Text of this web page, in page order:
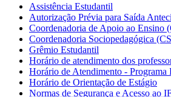
Assistência Estudantil
Autorização Prévia para Saída
Coordenadoria de Apoio ao Ensino
Coordenadoria Sociopedagógica
Grêmio Estudantil
Horário de atendimento dos
Horário de Atendimento - Programa
Horário de Orientação de Estágio
Normas de Segurança e Acesso ao